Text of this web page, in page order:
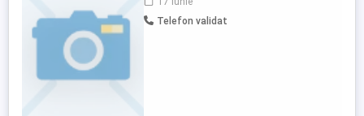
pasionat de lucrul într-un mediu dinamic,
atunci această poziție ar putea fi potrivită
Telefon validat